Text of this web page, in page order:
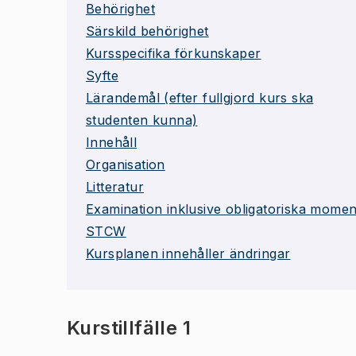
Behörighet
Särskild behörighet
Kursspecifika förkunskaper
Syfte
Lärandemål (efter fullgjord kurs ska
studenten kunna)
Innehåll
Organisation
Litteratur
Examination inklusive obligatoriska
STCW
Kursplanen innehåller ändringar
Kurstillfälle 1